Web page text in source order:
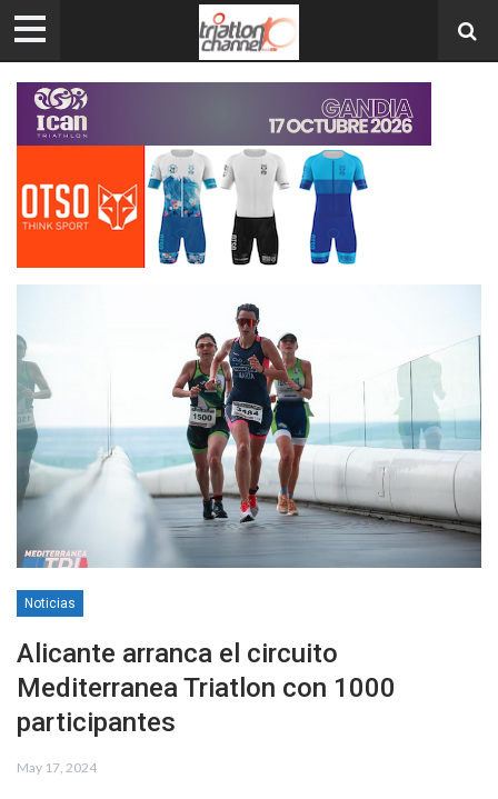
Noticias
Alicante arranca el circuito
Mediterranea Triatlon con 1000
participantes
May 17, 2024